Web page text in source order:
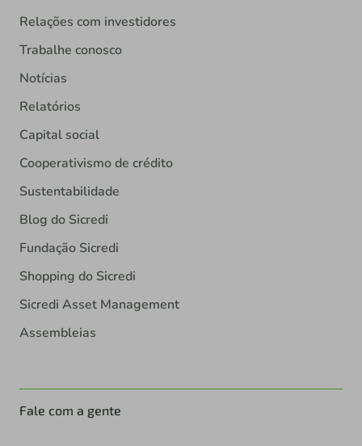
Relações com investidores
Trabalhe conosco
Notícias
Relatórios
Capital social
Cooperativismo de crédito
Sustentabilidade
Blog do Sicredi
Fundação Sicredi
Shopping do Sicredi
Sicredi Asset Management
Assembleias
Fale com a gente